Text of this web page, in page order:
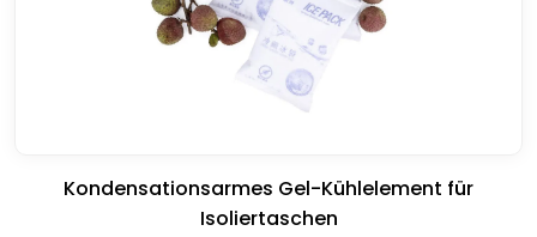
Kondensationsarmes Gel-Kühlelement für
Isoliertaschen